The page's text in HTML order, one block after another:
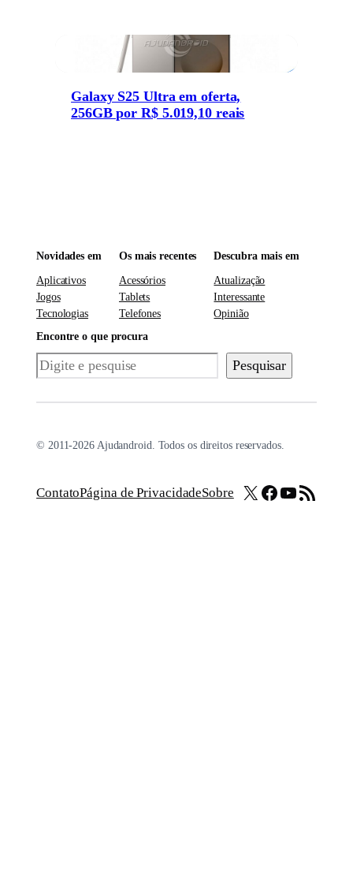
Galaxy S25 Ultra em oferta,
256GB por R$ 5.019,10 reais
Novidades em
Aplicativos
Jogos
Tecnologias
Os mais recentes
Acessórios
Tablets
Telefones
Descubra mais em
Atualização
Interessante
Opinião
Encontre o que procura
Pesquisar Pesquisar
© 2011-2026 Ajudandroid. Todos os direitos reservados.
ContatoPágina de PrivacidadeSobre X Facebook
Youtube
Feed RSS